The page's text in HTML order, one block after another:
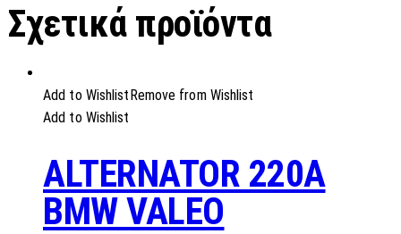
Σχετικά προϊόντα
Add to Wishlist Remove from Wishlist
Add to Wishlist
ALTERNATOR 220A
BMW VALEO